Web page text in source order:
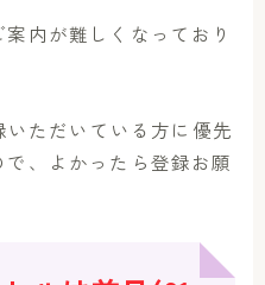
内が難しくなっており
ただいている方に優先
、よかったら登録お願